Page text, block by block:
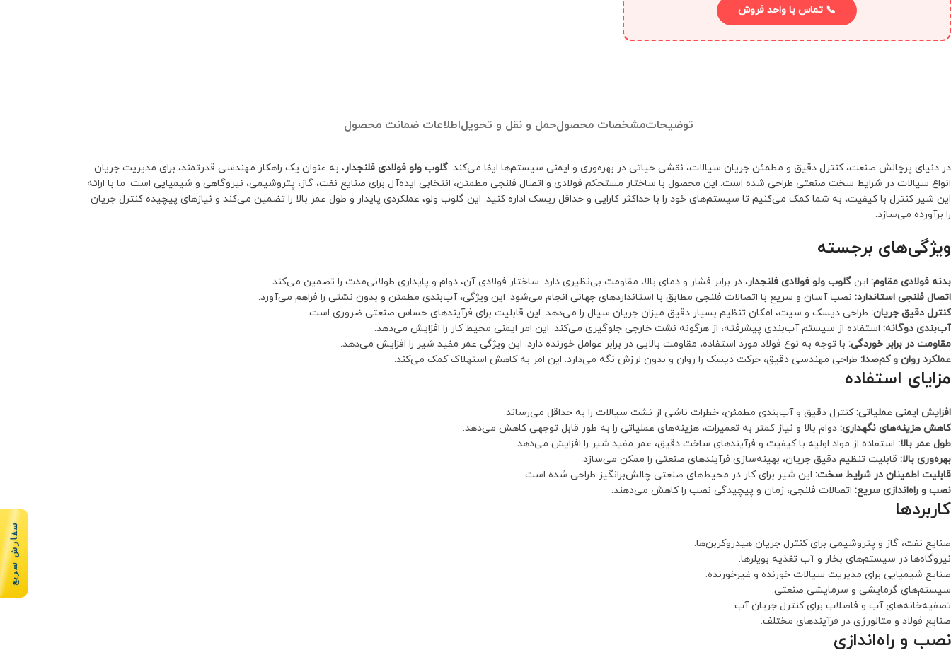
📞 تماس با واحد فروش
توضیحاتمشخصات محصولحمل و نقل و تحویلاطلاعات ضمانت محصول
در دنیای پرچالش صنعت، کنترل دقیق و مطمئن جریان سیالات، نقشی حیاتی در بهره‌وری و ایمنی سیستم‌ها ایفا می‌کند. گلوب ولو فولادی فلنجدار، به عنوان یک راهکار مهندسی قدرتمند، برای مدیریت جریان
انواع سیالات در شرایط سخت صنعتی طراحی شده است. این محصول با ساختار مستحکم فولادی و اتصال فلنجی مطمئن، انتخابی ایده‌آل برای صنایع نفت، گاز، پتروشیمی، نیروگاهی و شیمیایی است. ما با ارائه
این شیر کنترل با کیفیت، به شما کمک می‌کنیم تا سیستم‌های خود را با حداکثر کارایی و حداقل ریسک اداره کنید. این گلوب ولو، عملکردی پایدار و طول عمر بالا را تضمین می‌کند و نیازهای پیچیده کنترل جریان
را برآورده می‌سازد.
ویژگی‌های برجسته
بدنه فولادی مقاوم: این گلوب ولو فولادی فلنجدار، در برابر فشار و دمای بالا، مقاومت بی‌نظیری دارد. ساختار فولادی آن، دوام و پایداری طولانی‌مدت را تضمین می‌کند.
اتصال فلنجی استاندارد: نصب آسان و سریع با اتصالات فلنجی مطابق با استانداردهای جهانی انجام می‌شود. این ویژگی، آب‌بندی مطمئن و بدون نشتی را فراهم می‌آورد.
کنترل دقیق جریان: طراحی دیسک و سیت، امکان تنظیم بسیار دقیق میزان جریان سیال را می‌دهد. این قابلیت برای فرآیندهای حساس صنعتی ضروری است.
آب‌بندی دوگانه: استفاده از سیستم آب‌بندی پیشرفته، از هرگونه نشت خارجی جلوگیری می‌کند. این امر ایمنی محیط کار را افزایش می‌دهد.
مقاومت در برابر خوردگی: با توجه به نوع فولاد مورد استفاده، مقاومت بالایی در برابر عوامل خورنده دارد. این ویژگی عمر مفید شیر را افزایش می‌دهد.
عملکرد روان و کم‌صدا: طراحی مهندسی دقیق، حرکت دیسک را روان و بدون لرزش نگه می‌دارد. این امر به کاهش استهلاک کمک می‌کند.
مزایای استفاده
افزایش ایمنی عملیاتی: کنترل دقیق و آب‌بندی مطمئن، خطرات ناشی از نشت سیالات را به حداقل می‌رساند.
کاهش هزینه‌های نگهداری: دوام بالا و نیاز کمتر به تعمیرات، هزینه‌های عملیاتی را به طور قابل توجهی کاهش می‌دهد.
طول عمر بالا: استفاده از مواد اولیه با کیفیت و فرآیندهای ساخت دقیق، عمر مفید شیر را افزایش می‌دهد.
بهره‌وری بالا: قابلیت تنظیم دقیق جریان، بهینه‌سازی فرآیندهای صنعتی را ممکن می‌سازد.
قابلیت اطمینان در شرایط سخت: این شیر برای کار در محیط‌های صنعتی چالش‌برانگیز طراحی شده است.
نصب و راه‌اندازی سریع: اتصالات فلنجی، زمان و پیچیدگی نصب را کاهش می‌دهند.
کاربردها
صنایع نفت، گاز و پتروشیمی برای کنترل جریان هیدروکربن‌ها.
نیروگاه‌ها در سیستم‌های بخار و آب تغذیه بویلرها.
صنایع شیمیایی برای مدیریت سیالات خورنده و غیرخورنده.
سیستم‌های گرمایشی و سرمایشی صنعتی.
تصفیه‌خانه‌های آب و فاضلاب برای کنترل جریان آب.
صنایع فولاد و متالورژی در فرآیندهای مختلف.
نصب و راه‌اندازی
سفارش سریع